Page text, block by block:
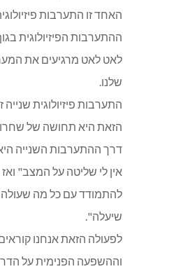
האחד זו התערבות
ההתערבות הפיזיולוגית
לאט לאט מרגיעים את
שלנו.
התערבות פיזיולוגית
הזאת היא תחושה של שחרור
דרך ההתערבות השנייה
אין לי שליטה על המצב" ואז
להתמודד עם כל מה
שיעלה".
לפעולה הזאת אנחנו
וההשפעה הפנימית על